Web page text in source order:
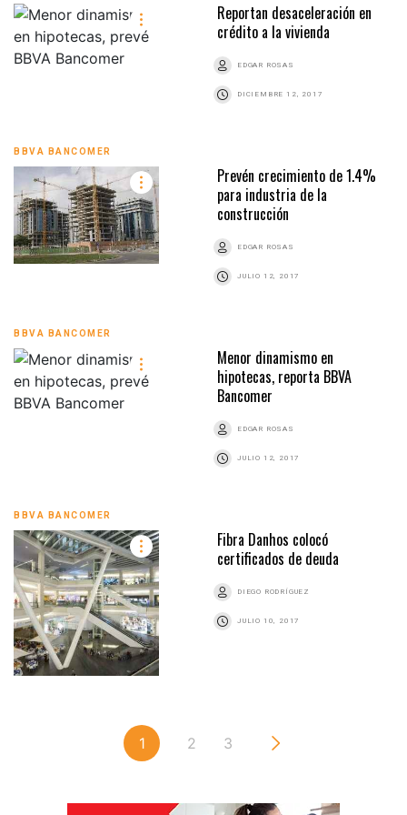
Reportan desaceleración en
crédito a la vivienda
EDGAR ROSAS
DICIEMBRE 12, 2017
BBVA BANCOMER
Prevén crecimiento de 1.4%
para industria de la
construcción
EDGAR ROSAS
JULIO 12, 2017
BBVA BANCOMER
Menor dinamismo en
hipotecas, reporta BBVA
Bancomer
EDGAR ROSAS
JULIO 12, 2017
BBVA BANCOMER
Fibra Danhos colocó
certificados de deuda
DIEGO RODRÍGUEZ
JULIO 10, 2017
1 2 3